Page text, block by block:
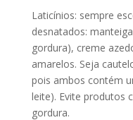
Laticínios: sempre
desnatados:
gordura), creme
amarelos. Seja
pois ambos contém
leite). Evite produtos
gordura.